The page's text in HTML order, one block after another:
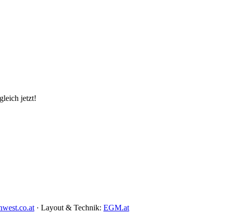
jetzt!
· Layout & Technik: EGM.at